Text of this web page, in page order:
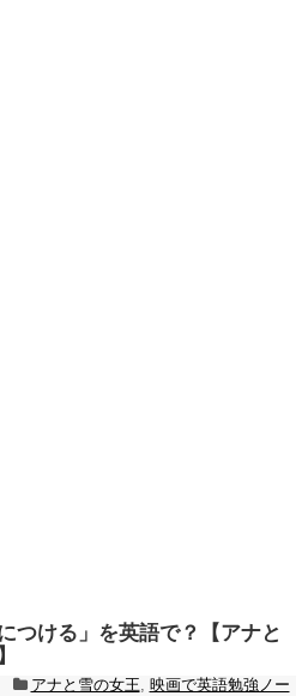
つける」を英語で？【アナと
アナと雪の女王, 映画で英語勉強ノー